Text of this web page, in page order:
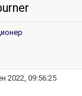
2022, 09:56:25